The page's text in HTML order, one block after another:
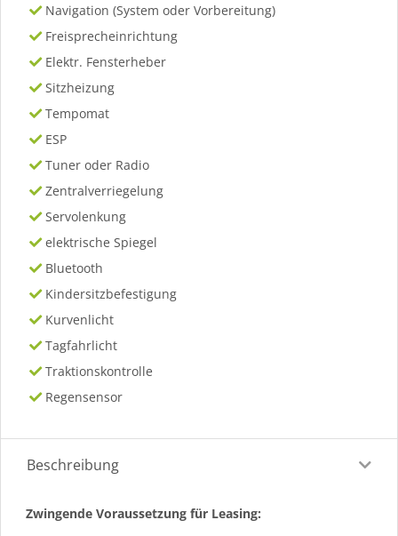
Navigation (System oder Vorbereitung)
Freisprecheinrichtung
Elektr. Fensterheber
Sitzheizung
Tempomat
ESP
Tuner oder Radio
Zentralverriegelung
Servolenkung
elektrische Spiegel
Bluetooth
Kindersitzbefestigung
Kurvenlicht
Tagfahrlicht
Traktionskontrolle
Regensensor
Beschreibung
Zwingende Voraussetzung für Leasing: